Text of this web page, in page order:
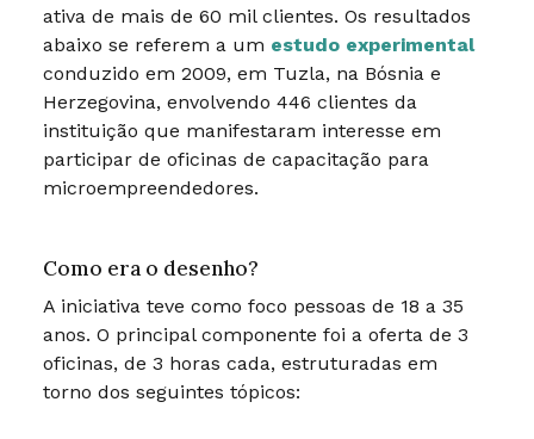
ativa de mais de 60 mil clientes. Os resultados
abaixo se referem a um estudo experimental
conduzido em 2009, em Tuzla, na Bósnia e
Herzegovina, envolvendo 446 clientes da
instituição que manifestaram interesse em
participar de oficinas de capacitação para
microempreendedores.
Como era o desenho?
A iniciativa teve como foco pessoas de 18 a 35
anos. O principal componente foi a oferta de 3
oficinas, de 3 horas cada, estruturadas em
torno dos seguintes tópicos: